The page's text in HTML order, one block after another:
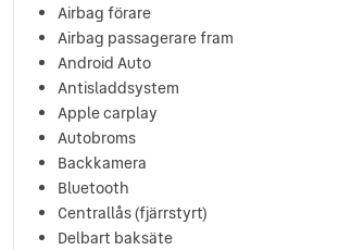
Airbag förare
Airbag passagerare fram
Android Auto
Antisladdsystem
Apple carplay
Autobroms
Backkamera
Bluetooth
Centrallås (fjärrstyrt)
Delbart baksäte